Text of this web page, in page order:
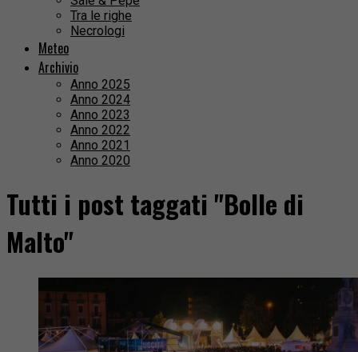
Tra le righe
Necrologi
Meteo
Archivio
Anno 2025
Anno 2024
Anno 2023
Anno 2022
Anno 2021
Anno 2020
Tutti i post taggati "Bolle di
Malto"